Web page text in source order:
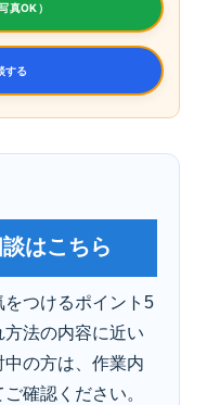
真OK）
する
はこちら
をつけるポイント5
法の内容に近い
の方は、作業内
確認ください。